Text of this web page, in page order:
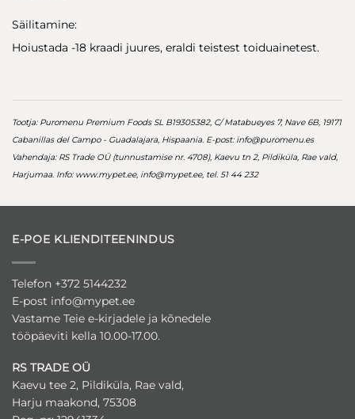
Säilitamine:
Hoiustada -18 kraadi juures, eraldi teistest toiduainetest.
Tootja: Puromenu Premium Foods SL B19305382, C/ Matabueyes 7, Nave 6B, 19171
Cabanillas del Campo - Guadalajara, Hispaania. E-post: info@puromenu.es
Vahendaja: RS Trade OÜ (tunnustamise nr. 4708), Kaevu tn 2, Pildiküla, Rae vald,
Harjumaa. Info: www.mypet.ee, info@mypet.ee, tel. 51 44 232
E-POE KLIENDITEENINDUS
Telefon +372 5144232
E-post info@mypet.ee
Vastame Teie e-kirjadele ja kõnedele
tööpäeviti kella 10.00-17.00.
RS TRADE OÜ
Kaevu tee 2, Pildiküla, Rae vald,
Harju maakond, 75308